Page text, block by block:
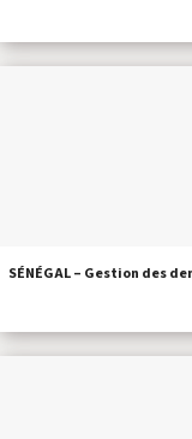
SÉNÉGAL – Gestion des